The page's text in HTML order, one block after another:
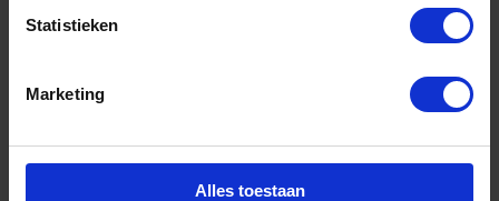
Statistieken
Marketing
Alles toestaan
Contact